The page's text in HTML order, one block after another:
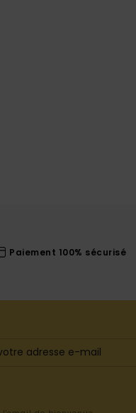
Paiement 100% sécurisé